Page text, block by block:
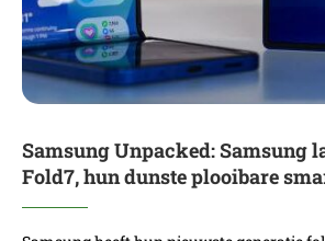
Samsung Unpacked: Samsung
Fold7, hun dunste plooibare